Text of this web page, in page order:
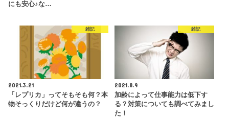
にも安心♪な…
雑記
2021.3.21
「レプリカ」ってそもそも何？本
物そっくりだけど何が違うの？
雑記
2021.8.9
加齢によって仕事能力は低下す
る？対策についても調べてみまし
た！